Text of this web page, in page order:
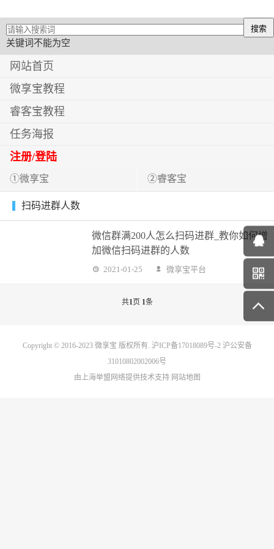
关键词不能为空
网站首页
微享宝教程
睿客宝教程
任务海报
注册/登陆
①微享宝 ②睿客宝
扫码进群人数
微信群满200人怎么扫码进群_教你如何增
加微信扫码进群的人数
2021-01-25 微享宝平台
共1页 1条
Copyright © 2016-2023 微享宝 版权所有. 沪ICP备17018089号-2沪公安备
31010802002006号
由上海举盟网络提供技术支持 网站地图